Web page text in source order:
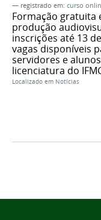
— registrado em: curso
Formação gratuita
produção
inscrições até 13
vagas disponíveis
servidores e
licenciatura do
Localizado em Notícias